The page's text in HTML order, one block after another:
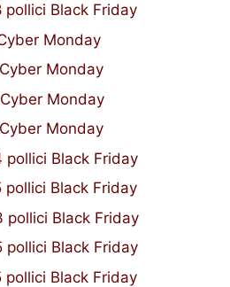
pollici Black Friday
Monday
Monday
Monday
Monday
pollici Black Friday
pollici Black Friday
pollici Black Friday
pollici Black Friday
pollici Black Friday